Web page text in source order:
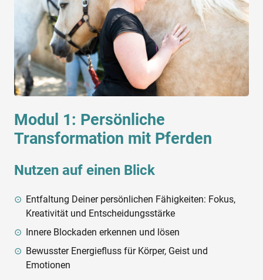
Modul 1: Persönliche
Transformation mit Pferden
Nutzen auf einen Blick
Entfaltung Deiner persönlichen Fähigkeiten: Fokus,
Kreativität und Entscheidungsstärke
Innere Blockaden erkennen und lösen
Bewusster Energiefluss für Körper, Geist und
Emotionen